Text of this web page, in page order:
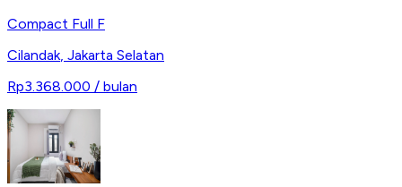
Compact Full F
Cilandak, Jakarta Selatan
Rp3.368.000 / bulan